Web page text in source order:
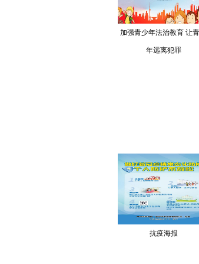
加强青少年法治教育 让
年远离犯罪
抗疫海报